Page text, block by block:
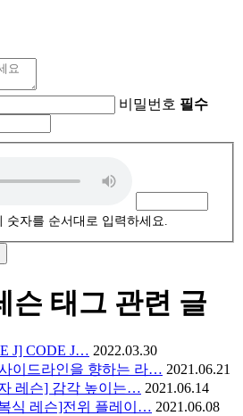
비밀번호 필수
숫자를 순서대로 입력하세요.
슨 태그 관련 글
J] CODE J… 2022.03.30
이드라인을 향하는 라… 2021.06.21
레슨] 감각 높이는… 2021.06.14
식 레슨]전위 플레이… 2021.06.08